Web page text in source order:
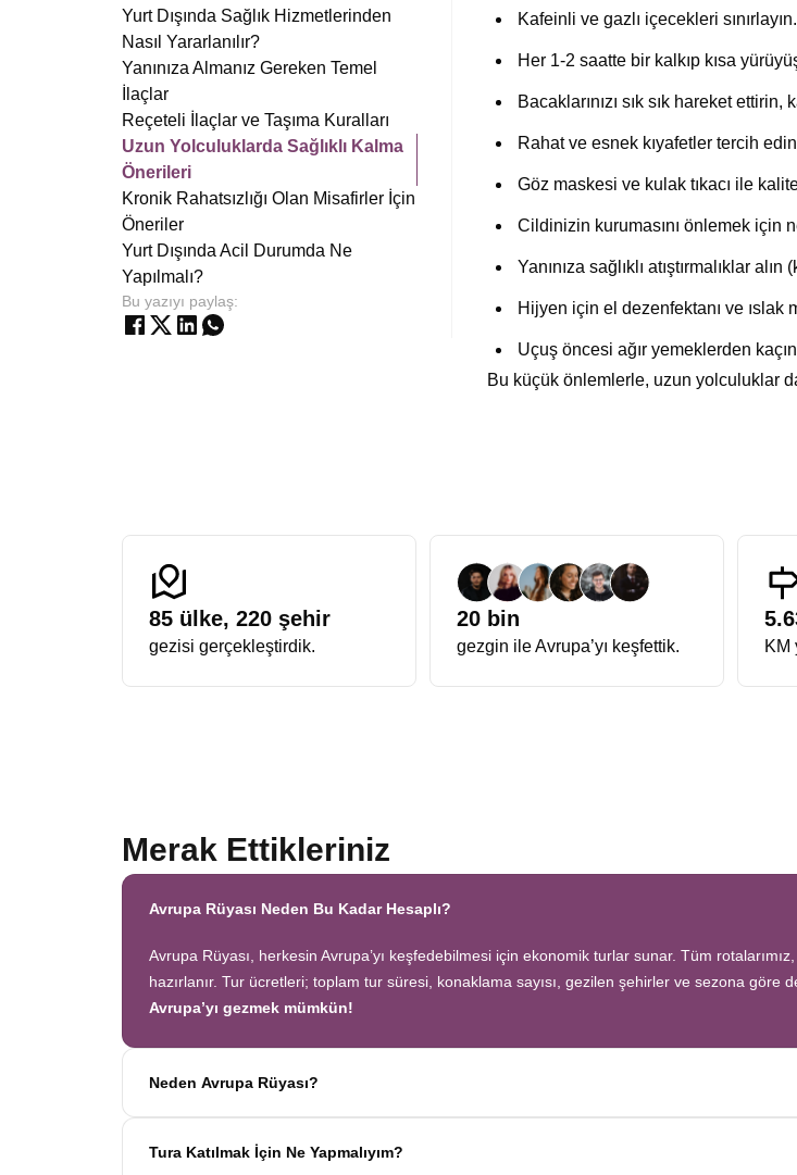
Yurt Dışında Sağlık Hizmetlerinden
Nasıl Yararlanılır?
Yanınıza Almanız Gereken Temel
İlaçlar
Reçeteli İlaçlar ve Taşıma Kuralları
Uzun Yolculuklarda Sağlıklı Kalma
Önerileri
Kronik Rahatsızlığı Olan Misafirler İçin
Öneriler
Yurt Dışında Acil Durumda Ne
Yapılmalı?
Bu yazıyı paylaş:
Kafeinli ve gazlı içecekleri sınırlayın.
Her 1-2 saatte bir kalkıp kısa
Bacaklarınızı sık sık hareket ettirin,
Rahat ve esnek kıyafetler tercih
Göz maskesi ve kulak tıkacı ile
Cildinizin kurumasını önlemek için
Yanınıza sağlıklı atıştırmalıklar
Hijyen için el dezenfektanı ve ıslak
Uçuş öncesi ağır yemeklerden
Bu küçük önlemlerle, uzun yolculuklar
85 ülke, 220 şehir
gezisi gerçekleştirdik.
20 bin
gezgin ile Avrupa’yı keşfettik. KM
Merak Ettikleriniz
Avrupa Rüyası Neden Bu Kadar Hesaplı?
Avrupa Rüyası, herkesin Avrupa’yı keşfedebilmesi için ekonomik turlar sunar. Tüm rotalarımız,
hazırlanır. Tur ücretleri; toplam tur süresi, konaklama sayısı, gezilen şehirler ve sezona göre
Avrupa’yı gezmek mümkün!
Neden Avrupa Rüyası?
otellervebenzersiz rotalarile Avrupa’yı en keyifli şekilde yaşayın.
Tura Katılmak İçin Ne Yapmalıyım?